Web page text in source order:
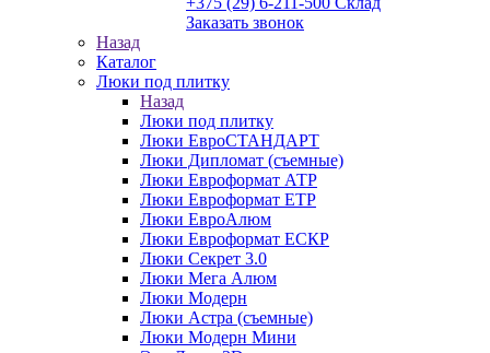
Заказать звонок
Назад
Каталог
Люки под плитку
Назад
Люки под плитку
Люки ЕвроСТАНДАРТ
Люки Дипломат (съемные)
Люки Евроформат АТР
Люки Евроформат ЕТР
Люки ЕвроАлюм
Люки Евроформат ЕСКР
Люки Секрет 3.0
Люки Мега Алюм
Люки Модерн
Люки Астра (съемные)
Люки Модерн Мини